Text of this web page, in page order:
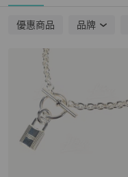
優惠商品 品牌